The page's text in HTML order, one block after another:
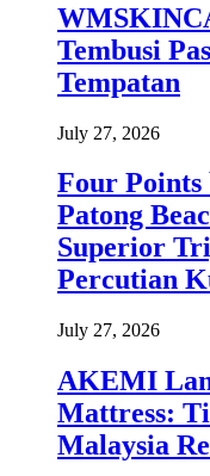
Tembusi
Tempatan
July 27, 2026
Four Points
Patong
Superior
Percutian
July 27, 2026
AKEMI
Mattress:
Malaysia